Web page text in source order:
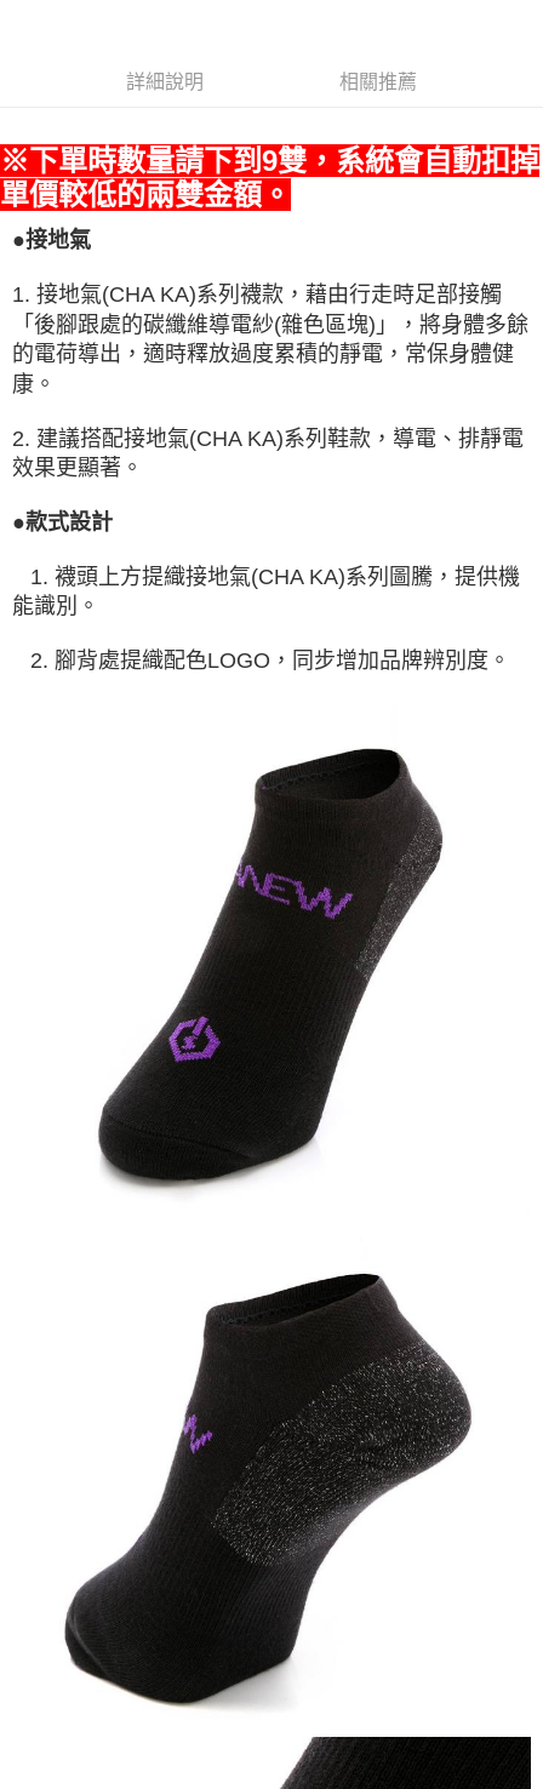
詳細說明 相關推薦
※下單時數量請下到9雙，系統會自動扣掉
單價較低的兩雙金額。
●接地氣
1. 接地氣(CHA KA)系列襪款，藉由行走時足部接觸
「後腳跟處的碳纖維導電紗(雜色區塊)」，將身體多餘
的電荷導出，適時釋放過度累積的靜電，常保身體健
康。
2. 建議搭配接地氣(CHA KA)系列鞋款，導電、排靜電
效果更顯著。
●款式設計
1. 襪頭上方提織接地氣(CHA KA)系列圖騰，提供機
能識別。
2. 腳背處提織配色LOGO，同步增加品牌辨別度。